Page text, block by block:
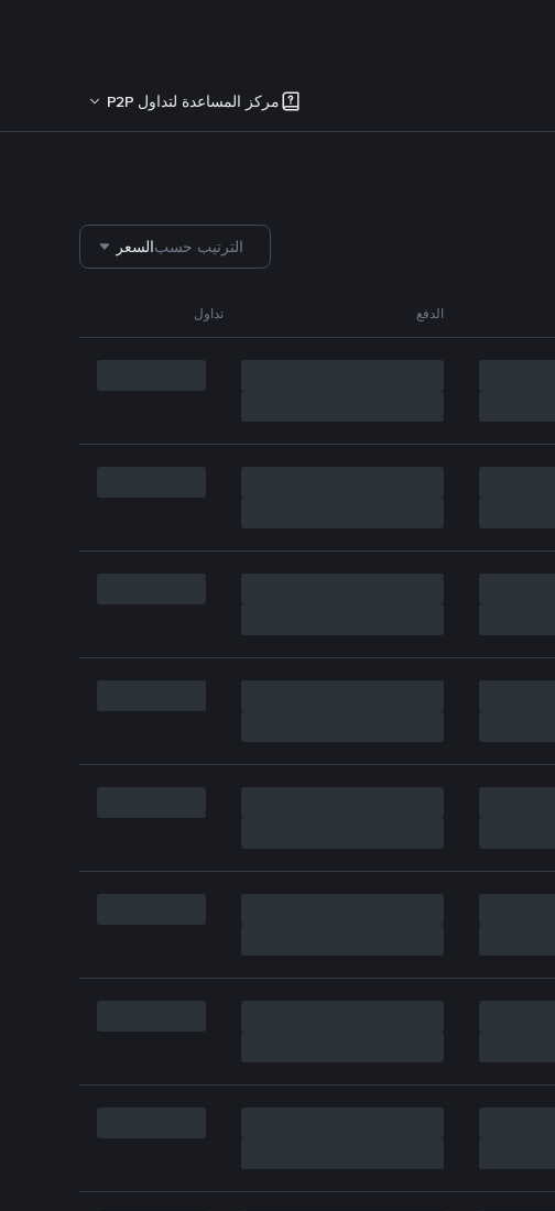
مركز المساعدة لتداول P2P
الترتيب حسبالسعر
الدفع تداول